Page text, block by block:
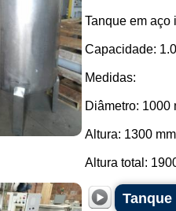
Tanque em aço
Capacidade:
Medidas:
Diâmetro: 1000
Altura: 1300
Altura total: